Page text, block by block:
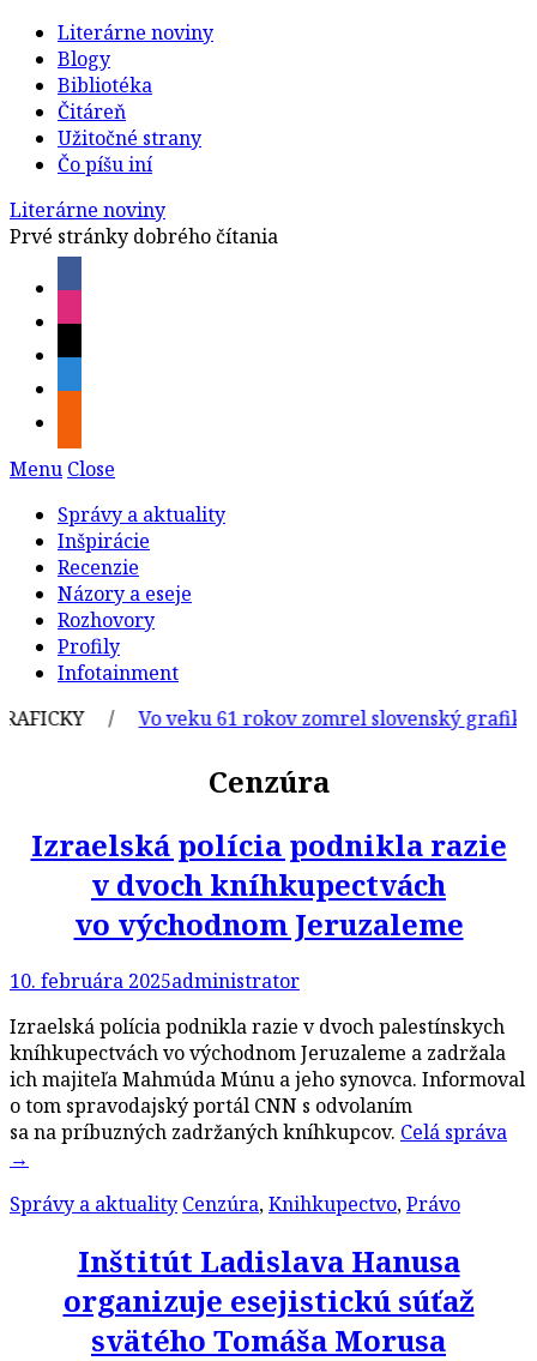
Literárne noviny
Blogy
Bibliotéka
Čitáreň
Užitočné strany
Čo píšu iní
Literárne noviny
Prvé stránky dobrého čítania
Menu Close
Správy a aktuality
Inšpirácie
Recenzie
Názory a eseje
Rozhovory
Profily
Infotainment
/
Vo veku 61 rokov zomrel slovenský grafik a
Cenzúra
Izraelská polícia podnikla razie
v dvoch kníhkupectvách
vo východnom Jeruzaleme
10. februára 2025administrator
Izraelská polícia podnikla razie v dvoch palestínskych
kníhkupectvách vo východnom Jeruzaleme a zadržala
ich majiteľa Mahmúda Múnu a jeho synovca. Informoval
o tom spravodajský portál CNN s odvolaním
sa na príbuzných zadržaných kníhkupcov. Celá správa
→
Správy a aktuality Cenzúra,Knihkupectvo,Právo
Inštitút Ladislava Hanusa
organizuje esejistickú súťaž
svätého Tomáša Morusa